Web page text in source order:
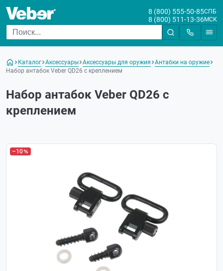
8 (800) 555-50-85СПБ
8 (800) 511-13-36МСК
Каталог Аксессуары Аксессуары для оружия
Антабки на оружие
Набор антабок Veber QD26 с креплением
Набор антабок Veber QD26 с
креплением
–10